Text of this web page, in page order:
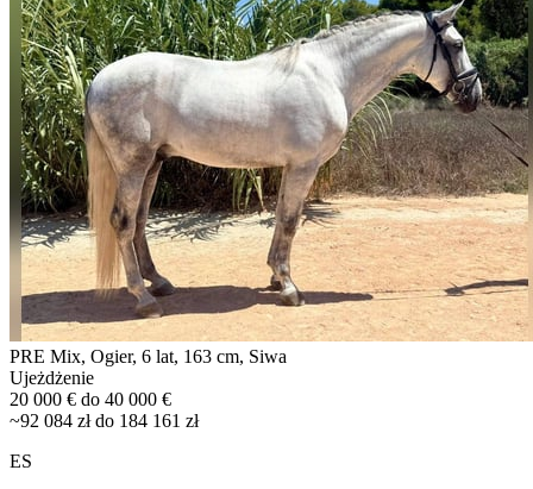
PRE Mix, Ogier, 6 lat, 163 cm, Siwa
Ujeżdżenie
20 000 € do 40 000 €
~92 084 zł do 184 161 zł
ES